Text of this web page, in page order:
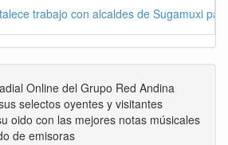
trabajo con alcaldes de Sugamuxi
Online del Grupo Red Andina
selectos oyentes y visitantes
oido con las mejores notas músicales
de emisoras